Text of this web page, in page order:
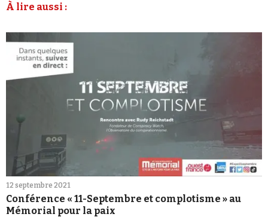
À lire aussi :
12 septembre 2021
Conférence « 11-Septembre et complotisme » au
Mémorial pour la paix